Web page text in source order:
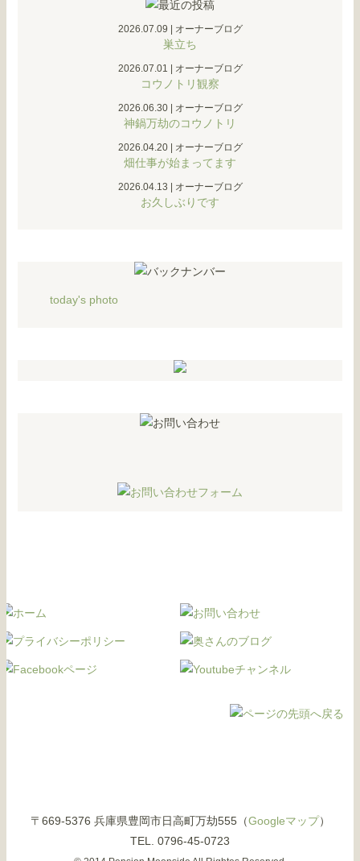
2026.07.09 オーナーブログ
巣立ち
2026.07.01 オーナーブログ
コウノトリ観察
2026.06.30| オーナーブログ
神鍋万劫のコウノトリ
2026.04.20| オーナーブログ
畑仕事が始まってます
2026.04.13 オーナーブログ
お久しぶりです
today's photo
〒669-5376 兵庫県豊岡市日高町万劫555（Googleマップ）
TEL. 0796-45-0723